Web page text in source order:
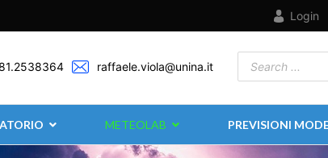
Login
raffaele.viola@unina.it
METEOLAB PREVISIONI